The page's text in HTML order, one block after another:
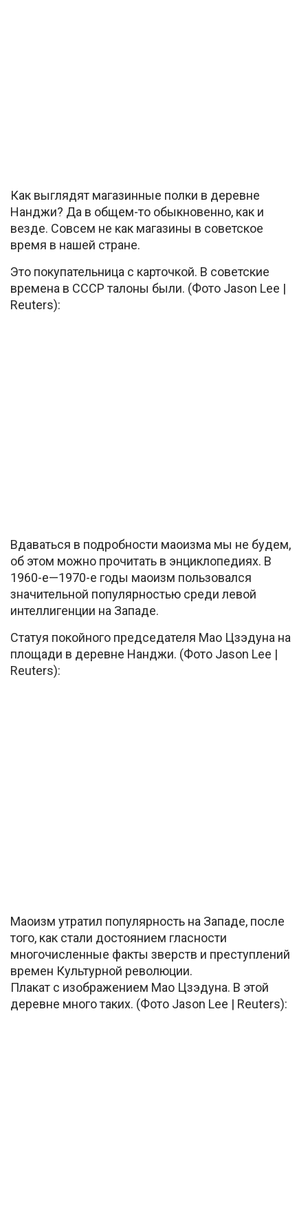
Как выглядят магазинные полки в деревне
Нанджи? Да в общем-то обыкновенно, как и
везде. Совсем не как магазины в советское
время в нашей стране.
Это покупательница с карточкой. В советские
времена в СССР талоны были. (Фото Jason Lee |
Reuters):
Вдаваться в подробности маоизма мы не будем,
об этом можно прочитать в энциклопедиях. В
1960-е—1970-е годы маоизм пользовался
значительной популярностью среди левой
интеллигенции на Западе.
Статуя покойного председателя Мао Цзэдуна на
площади в деревне Нанджи. (Фото Jason Lee |
Reuters):
Маоизм утратил популярность на Западе, после
того, как стали достоянием гласности
многочисленные факты зверств и преступлений
времен Культурной революции.
Плакат с изображением Мао Цзэдуна. В этой
деревне много таких. (Фото Jason Lee | Reuters):